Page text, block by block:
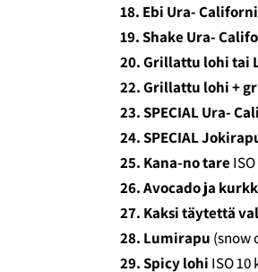
18. Ebi Ura-
19. Shake Ura-
20. Grillattu lohi tai
22. Grillattu lohi +
23. SPECIAL Ura-
24. SPECIAL
25. Kana-no tare
26. Avocado ja
27. Kaksi täytettä
28. Lumirapu (snow
29. Spicy lohi ISO